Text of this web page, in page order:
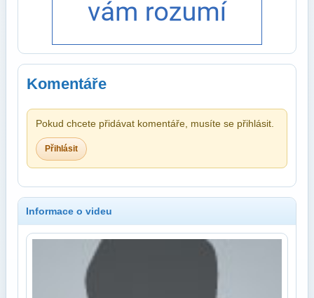
Komentáře
Pokud chcete přidávat komentáře, musíte se přihlásit.
Přihlásit
Informace o videu